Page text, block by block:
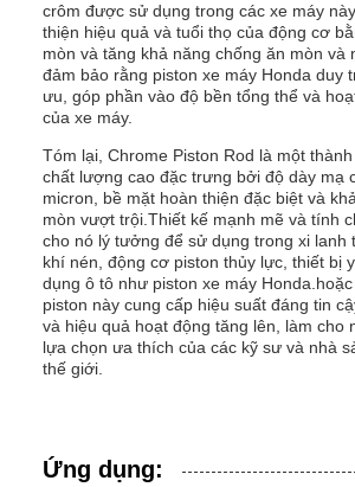
crôm được sử dụng trong các xe máy
thiện hiệu quả và tuổi thọ của động cơ
mòn và tăng khả năng chống ăn mòn và
đảm bảo rằng piston xe máy Honda duy
ưu, góp phần vào độ bền tổng thể và
của xe máy.
Tóm lại, Chrome Piston Rod là một thành
chất lượng cao đặc trưng bởi độ dày mạ
micron, bề mặt hoàn thiện đặc biệt và
mòn vượt trội.Thiết kế mạnh mẽ và tính
cho nó lý tưởng để sử dụng trong xi lanh
khí nén, động cơ piston thủy lực, thiết bị
dụng ô tô như piston xe máy
piston này cung cấp hiệu suất đáng tin
và hiệu quả hoạt động tăng lên, làm cho
lựa chọn ưa thích của các kỹ sư và nhà
thế giới.
Ứng dụng: